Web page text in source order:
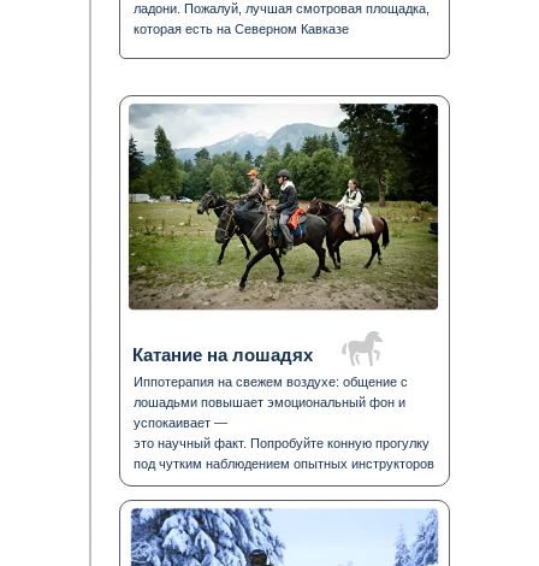
ладони. Пожалуй, лучшая смотровая площадка,
которая есть на Северном Кавказе
Иппотерапия на свежем воздухе: общение с
лошадьми повышает эмоциональный фон и
успокаивает —
это научный факт. Попробуйте конную прогулку
под чутким наблюдением опытных инструкторов
Катание на лошадях